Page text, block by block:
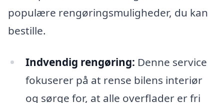
populære rengøringsmuligheder, du kan
bestille.
Indvendig rengøring: Denne service
fokuserer på at rense bilens interiør
og sørge for, at alle overflader er fri